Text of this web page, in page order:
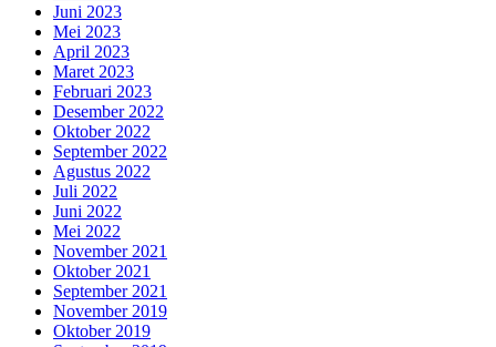
Juni 2023
Mei 2023
April 2023
Maret 2023
Februari 2023
Desember 2022
Oktober 2022
September 2022
Agustus 2022
Juli 2022
Juni 2022
Mei 2022
November 2021
Oktober 2021
September 2021
November 2019
Oktober 2019